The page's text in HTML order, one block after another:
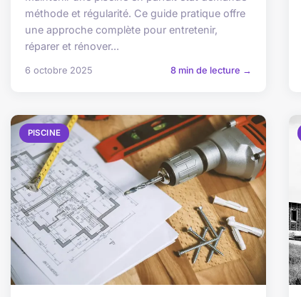
méthode et régularité. Ce guide pratique offre
une approche complète pour entretenir,
réparer et rénover...
6 octobre 2025 8 min de lecture →
PISCINE